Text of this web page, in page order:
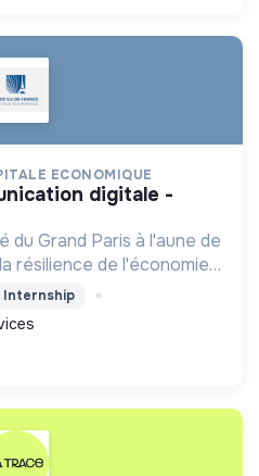
ECONOMIQUE
Grand Paris à l'aune de
résilience de l'économie
Internship